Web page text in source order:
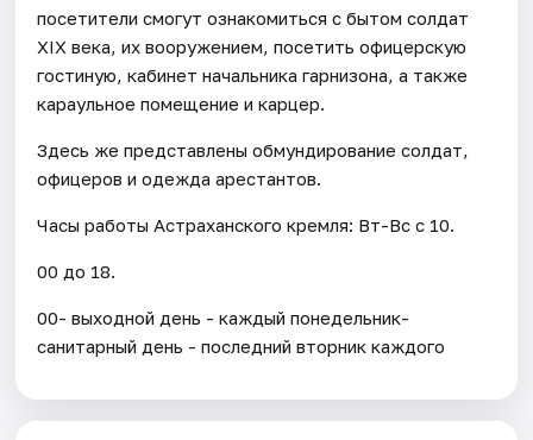
посетители смогут ознакомиться с бытом солдат
XIX века, их вооружением, посетить офицерскую
гостиную, кабинет начальника гарнизона, а также
караульное помещение и карцер.
Здесь же представлены обмундирование солдат,
офицеров и одежда арестантов.
Часы работы Астраханского кремля: Вт-Вс с 10.
00 до 18.
00- выходной день - каждый понедельник-
санитарный день - последний вторник каждого